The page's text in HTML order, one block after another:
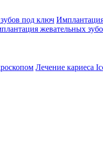
под ключ
жевательных
Лечение кариеса